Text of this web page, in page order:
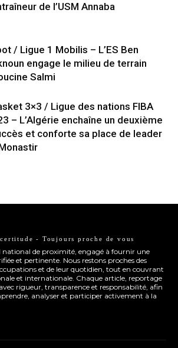
de l’USM Annaba
/ Ligue 1 Mobilis – L’ES Ben
engage le milieu de terrain
Salmi
3×3 / Ligue des nations FIBA
– L’Algérie enchaîne un deuxième
et conforte sa place de leader
- Toujours proche de vous
national de proximité, engagé à fournir une
et pertinente. Nous restons proches des
et de leur quotidien, tout en couvrant
et internationale. Chaque article, reportage
rigueur, transparence et responsabilité, afin
analyser et participer activement à la